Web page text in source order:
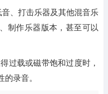
、打击乐器及其他混音乐
制作乐器版本，甚至可以
过载或磁带饱和过度时，
录音。